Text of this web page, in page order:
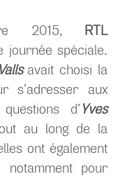
2015, RTL
journée spéciale.
avait choisi la
s’adresser aux
d’ Yves
au long de la
ont également
notamment pour